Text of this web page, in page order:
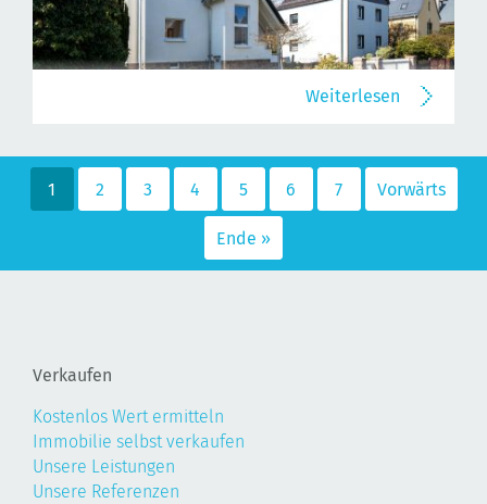
Weiterlesen
1 2 3 4 5 6 7 Vorwärts
Ende »
Verkaufen
Kostenlos Wert ermitteln
Immobilie selbst verkaufen
Unsere Leistungen
Unsere Referenzen